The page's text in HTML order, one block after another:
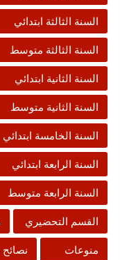
السنة الثالثة ابتدائي
السنة الثالثة متوسط
السنة الثانية ابتدائي
السنة الثانية متوسط
السنة الخامسة ابتدائي
السنة الرابعة ابتدائي
السنة الرابعة متوسط
القسم التحضيري
منوعات نصائح